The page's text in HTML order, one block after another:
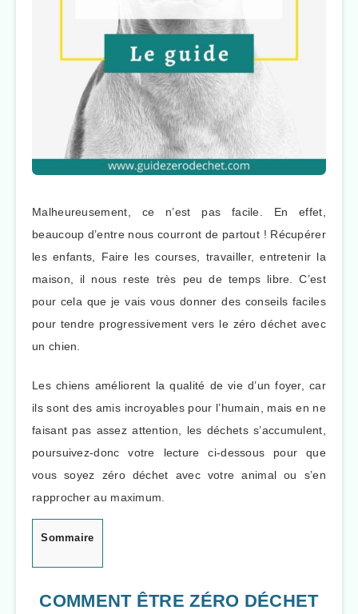
Malheureusement, ce n’est pas facile. En effet,
beaucoup d’entre nous courront de partout ! Récupérer
les enfants, Faire les courses, travailler, entretenir la
maison, il nous reste très peu de temps libre. C’est
pour cela que je vais vous donner des conseils faciles
pour tendre progressivement vers le zéro déchet avec
un chien.
Les chiens améliorent la qualité de vie d’un foyer, car
ils sont des amis incroyables pour l’humain, mais en ne
faisant pas assez attention, les déchets s’accumulent,
poursuivez-donc votre lecture ci-dessous pour que
vous soyez zéro déchet avec votre animal ou s’en
rapprocher au maximum.
Sommaire
COMMENT ÊTRE ZÉRO DÉCHET